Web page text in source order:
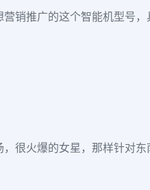
销推广的这个智能机型号
很火爆的女星，那样针对东